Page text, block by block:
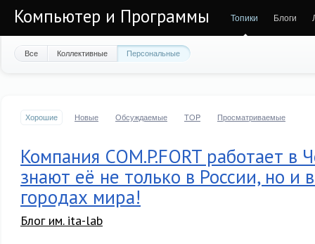
Компьютер и Программы Топики Блоги
Все Коллективные Персональные
Хорошие Новые Обсуждаемые TOP Просматриваемые
Компания COM.P.FORT работает в
знают её не только в России, но и
городах мира!
Блог им. ita-lab